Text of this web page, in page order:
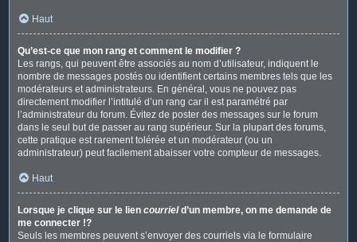
Haut
Qu’est-ce que mon rang et comment le modifier ?
Les rangs, qui peuvent être associés au nom d’utilisateur, indiquent le
nombre de messages postés ou identifient certains membres tels que les
modérateurs et administrateurs. En général, vous ne pouvez pas
directement modifier l’intitulé d’un rang car il est paramétré par
l’administrateur du forum. Évitez de poster des messages sur le forum
dans le seul but de passer au rang supérieur. Sur la plupart des forums,
cette pratique est rarement tolérée et un modérateur (ou un
administrateur) peut facilement abaisser votre compteur de messages.
Haut
Lorsque je clique sur le lien courrield’un membre, on me demande de
me connecter !?
Seuls les membres peuvent s’envoyer des courriels via le formulaire